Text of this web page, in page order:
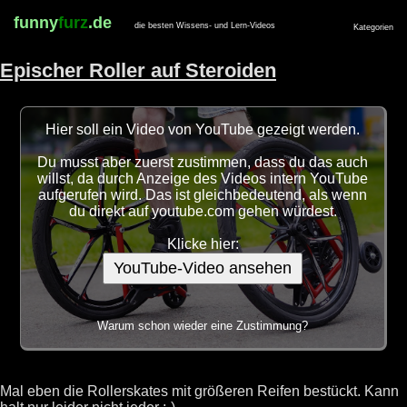
funnyfurz.de die besten Wissens- und Lern-Videos Kategorien
Epischer Roller auf Steroiden
Hier soll ein Video von YouTube gezeigt werden.
Du musst aber zuerst zustimmen, dass du das auch
willst, da durch Anzeige des Videos intern YouTube
aufgerufen wird. Das ist gleichbedeutend, als wenn
du direkt auf youtube.com gehen würdest.
Klicke hier:
YouTube-Video ansehen
Warum schon wieder eine Zustimmung?
Mal eben die Rollerskates mit größeren Reifen bestückt. Kann